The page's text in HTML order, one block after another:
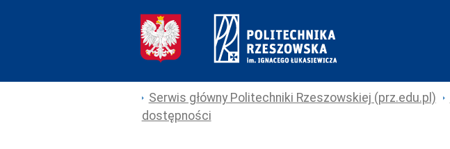
Serwis główny Politechniki Rzeszowskiej (prz.edu.pl)
dostępności